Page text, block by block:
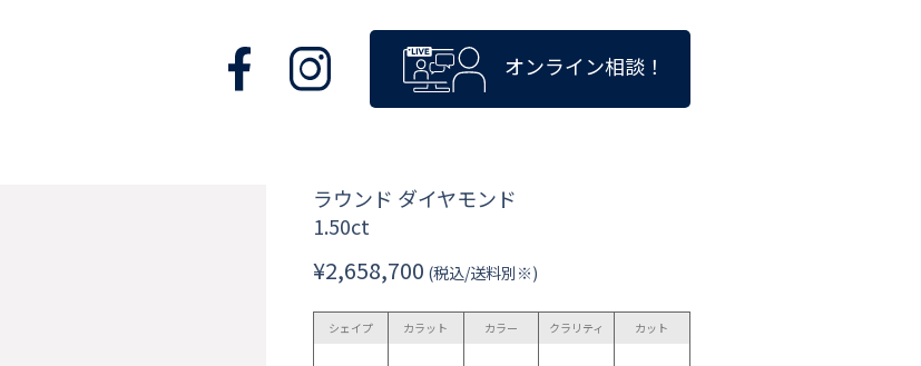
オンライン相談！
ラウンド ダイヤモンド
1.50ct
¥2,658,700 (税込/送料別※)
シェイプ カラット カラー クラリティ カット